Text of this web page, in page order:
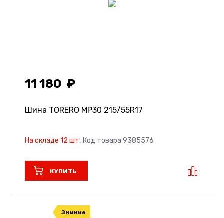
11 180
Шина TORERO MP30 215/55R17
На складе 12 шт. Код товара 9385576
КУПИТЬ
Зимние